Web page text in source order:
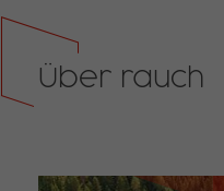
Über rauch